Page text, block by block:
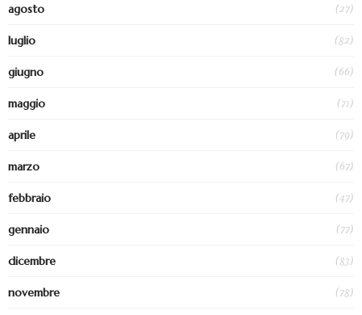
agosto (27)
luglio (82)
giugno (66)
maggio (71)
aprile (79)
marzo (67)
febbraio (47)
gennaio (77)
dicembre (83)
novembre (78)